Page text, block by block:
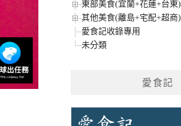
東部美食(宜蘭+花蓮+台東)
其他美食(離島+宅配+超商)
愛食記收錄專用
未分類
愛食記